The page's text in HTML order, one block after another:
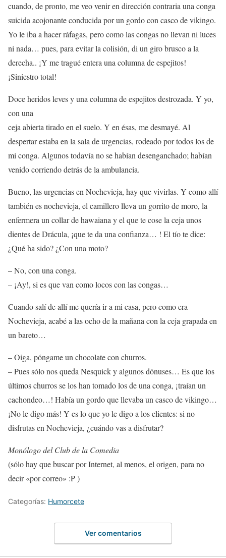
cuando, de pronto, me veo venir en dirección contraria una conga
suicida acojonante conducida por un gordo con casco de vikingo.
Yo le iba a hacer ráfagas, pero como las congas no llevan ni luces
ni nada… pues, para evitar la colisión, di un giro brusco a la
derecha.. ¡Y me tragué entera una columna de espejitos!
¡Siniestro total!
Doce heridos leves y una columna de espejitos destrozada. Y yo,
con una
ceja abierta tirado en el suelo. Y en ésas, me desmayé. Al
despertar estaba en la sala de urgencias, rodeado por todos los de
mi conga. Algunos todavía no se habían desenganchado; habían
venido corriendo detrás de la ambulancia.
Bueno, las urgencias en Nochevieja, hay que vivirlas. Y como allí
también es nochevieja, el camillero lleva un gorrito de moro, la
enfermera un collar de hawaiana y el que te cose la ceja unos
dientes de Drácula, ¡que te da una confianza… ! El tío te dice:
¿Qué ha sido? ¿Con una moto?
– No, con una conga.
– ¡Ay!, si es que van como locos con las congas…
Cuando salí de allí me quería ir a mi casa, pero como era
Nochevieja, acabé a las ocho de la mañana con la ceja grapada en
un bareto…
– Oiga, póngame un chocolate con churros.
– Pues sólo nos queda Nesquick y algunos dónuses… Es que los
últimos churros se los han tomado los de una conga, ¡traían un
cachondeo…! Había un gordo que llevaba un casco de vikingo…
¡No le digo más! Y es lo que yo le digo a los clientes: si no
disfrutas en Nochevieja, ¿cuándo vas a disfrutar?
Monólogo del Club de la Comedia
(sólo hay que buscar por Internet, al menos, el origen, para no
decir «por correo» :P )
Categorías: Humorcete
Ver comentarios